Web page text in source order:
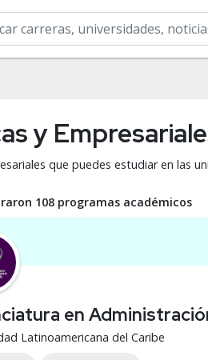
y
que puedes estudiar en las
108 programas académicos
en
Latinoamericana del Caribe